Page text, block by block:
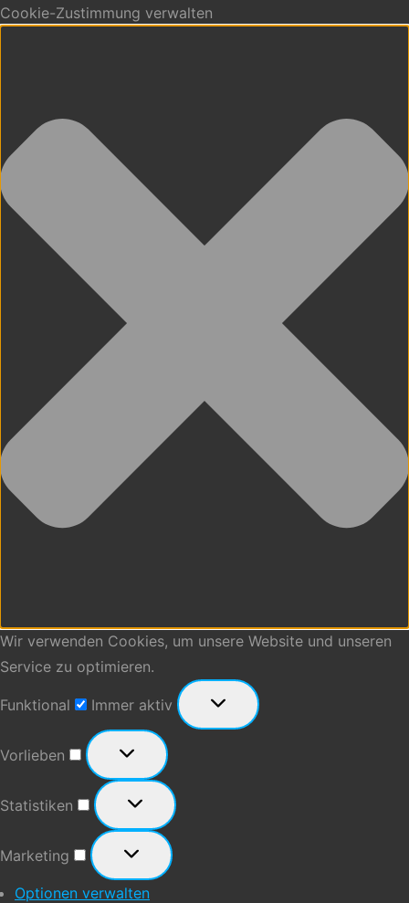
Cookie-Zustimmung verwalten
Wir verwenden Cookies, um unsere Website und unseren
Service zu optimieren.
Funktional Immer aktiv
Vorlieben
Vorlieben
Statistiken
Statistiken
Marketing
Marketing
Optionen verwalten